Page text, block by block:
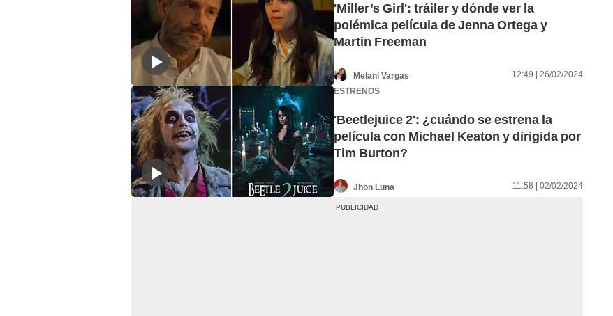
'Miller’s Girl': tráiler y dónde ver la
polémica película de Jenna Ortega y
Martin Freeman
Melani Vargas
12:49 | 26/02/2024
ESTRENOS
'Beetlejuice 2': ¿cuándo se estrena la
película con Michael Keaton y dirigida por
Tim Burton?
Jhon Luna 11:58 | 02/02/2024